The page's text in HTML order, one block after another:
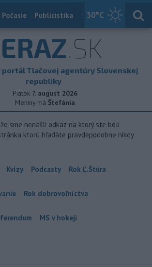
30°C
Počasie Publicistika Slovensko
.SK
portál Tlačovej agentúry Slovenskej
republiky
Piatok 7. august 2026
Meniny má Štefánia
sme nenašli odkaz na ktorý ste boli
ktorú hľadáte pravdepodobne nikdy
Kvízy Podcasty Rok Ľ.Štúra
Rok dobrovoľníctva
MS v hokeji